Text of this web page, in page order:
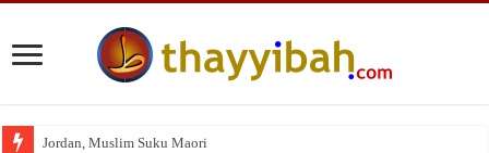
Jordan, Muslim Suku Maori